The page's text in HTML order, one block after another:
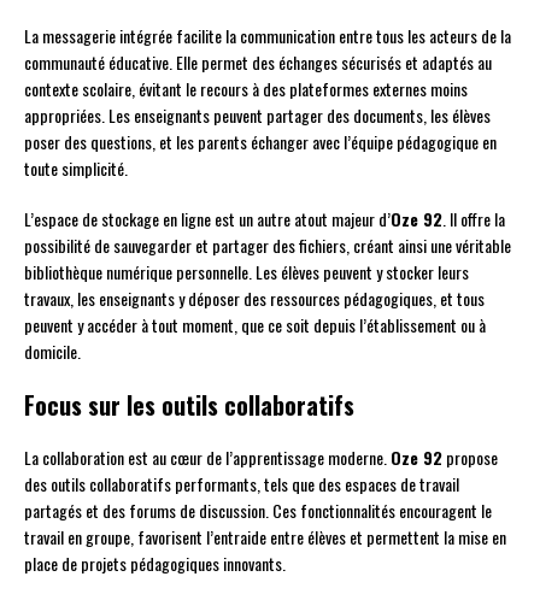
La messagerie intégrée facilite la communication entre tous les acteurs de la
communauté éducative. Elle permet des échanges sécurisés et adaptés au
contexte scolaire, évitant le recours à des plateformes externes moins
appropriées. Les enseignants peuvent partager des documents, les élèves
poser des questions, et les parents échanger avec l’équipe pédagogique en
toute simplicité.
L’espace de stockage en ligne est un autre atout majeur d’Oze 92. Il offre la
possibilité de sauvegarder et partager des fichiers, créant ainsi une véritable
bibliothèque numérique personnelle. Les élèves peuvent y stocker leurs
travaux, les enseignants y déposer des ressources pédagogiques, et tous
peuvent y accéder à tout moment, que ce soit depuis l’établissement ou à
domicile.
Focus sur les outils collaboratifs
La collaboration est au cœur de l’apprentissage moderne.Oze 92propose
des outils collaboratifs performants, tels que des espaces de travail
partagés et des forums de discussion. Ces fonctionnalités encouragent le
travail en groupe, favorisent l’entraide entre élèves et permettent la mise en
place de projets pédagogiques innovants.